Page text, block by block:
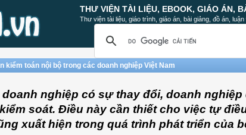
THƯ VIỆN TÀI LIỆU, EBOOK, GIÁO ÁN,
Thư viện tài liệu, giáo trình, giáo án, bài giảng, đồ án,
kiểm toán nội bộ trong các doanh nghiệp Việt Nam
nghiệp có sự thay đổi, doanh
soát. Điều này cần thiết cho việc tự
xuất hiện trong quá trình phát triển của